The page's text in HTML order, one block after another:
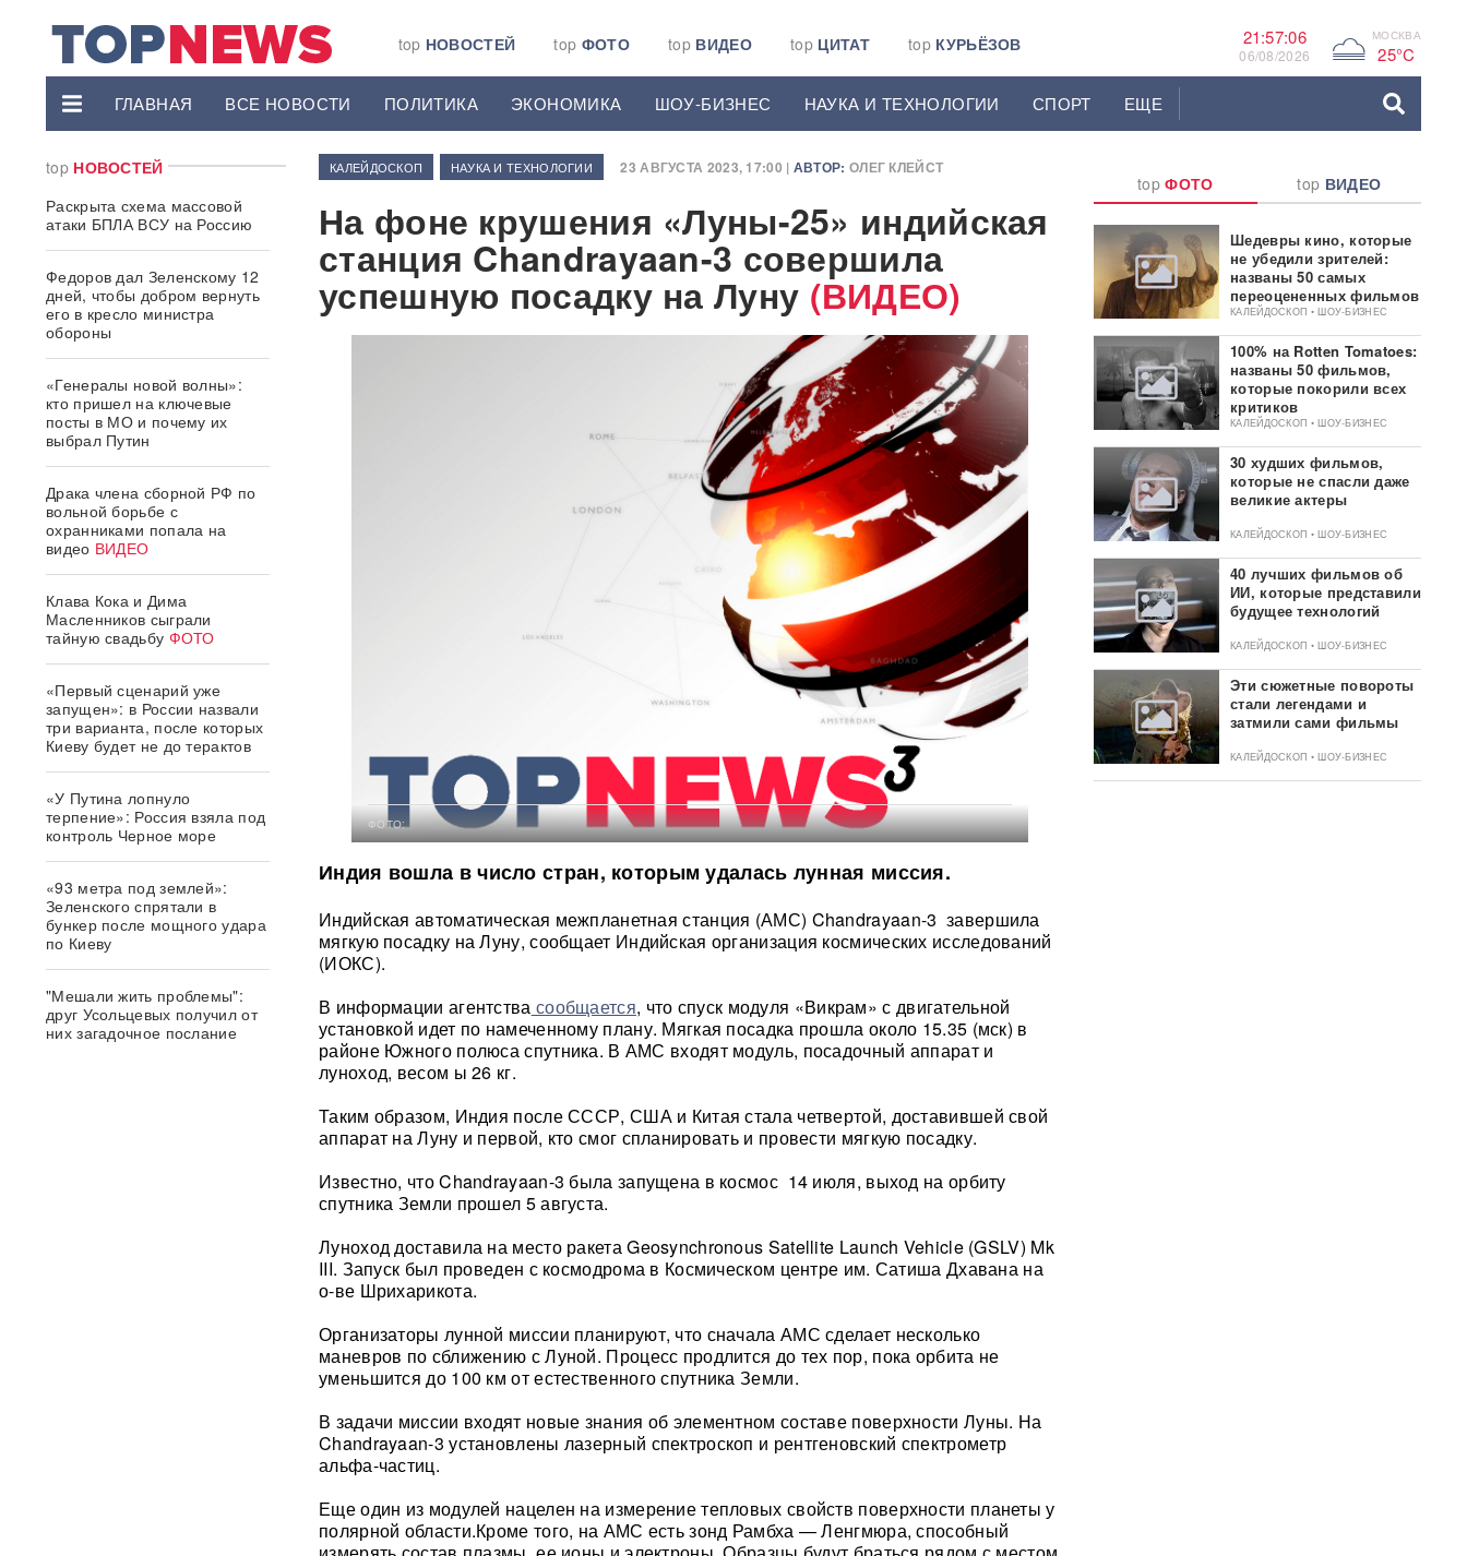
top НОВОСТЕЙ top ФОТО top ВИДЕО top ЦИТАТ top КУРЬЁЗОВ 21:57:07
06/08/2026 G МОСКВА
25°C
ГЛАВНАЯ ВСЕ НОВОСТИ ПОЛИТИКА ЭКОНОМИКА ШОУ-БИЗНЕС НАУКА И ТЕХНОЛОГИИ СПОРТ ЕЩЕ
top НОВОСТЕЙ
Раскрыта схема массовой
атаки БПЛА ВСУ на Россию
Федоров дал Зеленскому 12
дней, чтобы добром вернуть
его в кресло министра
обороны
«Генералы новой волны»:
кто пришел на ключевые
посты в МО и почему их
выбрал Путин
Драка члена сборной РФ по
вольной борьбе с
охранниками попала на
видео ВИДЕО
Клава Кока и Дима
Масленников сыграли
тайную свадьбу ФОТО
«Первый сценарий уже
запущен»: в России назвали
три варианта, после которых
Киеву будет не до терактов
«У Путина лопнуло
терпение»: Россия взяла под
контроль Черное море
«93 метра под землей»:
Зеленского спрятали в
бункер после мощного удара
по Киеву
"Мешали жить проблемы":
друг Усольцевых получил от
них загадочное послание
КАЛЕЙДОСКОП НАУКА И ТЕХНОЛОГИИ 23 АВГУСТА 2023, 17:00 | АВТОР: ОЛЕГ КЛЕЙСТ
На фоне крушения «Луны-25» индийская
станция Chandrayaan-3 совершила
успешную посадку на Луну (ВИДЕО)
ФОТО:
Индия вошла в число стран, которым удалась лунная миссия.
Индийская автоматическая межпланетная станция (АМС) Chandrayaan-3 завершила
мягкую посадку на Луну, сообщает Индийская организация космических исследований
(ИОКС).
В информации агентства сообщается, что спуск модуля «Викрам» с двигательной
установкой идет по намеченному плану. Мягкая посадка прошла около 15.35 (мск) в
районе Южного полюса спутника. В АМС входят модуль, посадочный аппарат и
луноход, весом ы 26 кг.
Таким образом, Индия после СССР, США и Китая стала четвертой, доставившей свой
аппарат на Луну и первой, кто смог спланировать и провести мягкую посадку.
Известно, что Chandrayaan-3 была запущена в космос 14 июля, выход на орбиту
спутника Земли прошел 5 августа.
Луноход доставила на место ракета Geosynchronous Satellite Launch Vehicle (GSLV) Mk
III. Запуск был проведен с космодрома в Космическом центре им. Сатиша Дхавана на
о-ве Шрихарикота.
Организаторы лунной миссии планируют, что сначала АМС сделает несколько
маневров по сближению с Луной. Процесс продлится до тех пор, пока орбита не
уменьшится до 100 км от естественного спутника Земли.
В задачи миссии входят новые знания об элементном составе поверхности Луны. На
Chandrayaan-3 установлены лазерный спектроскоп и рентгеновский спектрометр
альфа-частиц.
Еще один из модулей нацелен на измерение тепловых свойств поверхности планеты у
полярной области.Кроме того, на АМС есть зонд Рамбха — Ленгмюра, способный
topФОТО top ВИДЕО
Шедевры кино, которые
не убедили зрителей:
названы 50 самых
переоцененных фильмов
КАЛЕЙДОСКОП • ШОУ-БИЗНЕС
100% на Rotten Tomatoes:
названы 50 фильмов,
которые покорили всех
критиков
КАЛЕЙДОСКОП • ШОУ-БИЗНЕС
30 худших фильмов,
которые не спасли даже
великие актеры
КАЛЕЙДОСКОП • ШОУ-БИЗНЕС
40 лучших фильмов об
ИИ, которые представили
будущее технологий
КАЛЕЙДОСКОП • ШОУ-БИЗНЕС
Эти сюжетные повороты
стали легендами и
затмили сами фильмы
КАЛЕЙДОСКОП • ШОУ-БИЗНЕС